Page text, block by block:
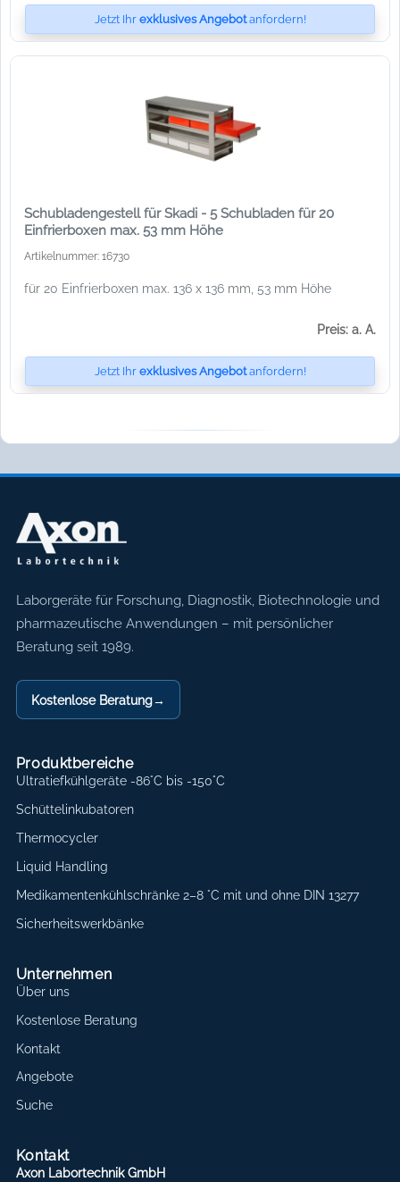
Jetzt Ihr exklusives Angebotanfordern!
Schubladengestell für Skadi - 5 Schubladen für 20
Einfrierboxen max. 53 mm Höhe
Artikelnummer: 16730
für 20 Einfrierboxen max. 136 x 136 mm, 53 mm Höhe
Preis: a. A.
Jetzt Ihr exklusives Angebotanfordern!
Axon Labortechnik
Laborgeräte für Forschung, Diagnostik, Biotechnologie und
pharmazeutische Anwendungen – mit persönlicher
Beratung seit 1989.
Kostenlose Beratung→
Produktbereiche
Ultratiefkühlgeräte -86°C bis -150°C
Schüttelinkubatoren
Thermocycler
Liquid Handling
Medikamentenkühlschränke 2–8 °C mit und ohne DIN 13277
Sicherheitswerkbänke
Unternehmen
Über uns
Kostenlose Beratung
Kontakt
Angebote
Suche
Kontakt
Axon Labortechnik GmbH